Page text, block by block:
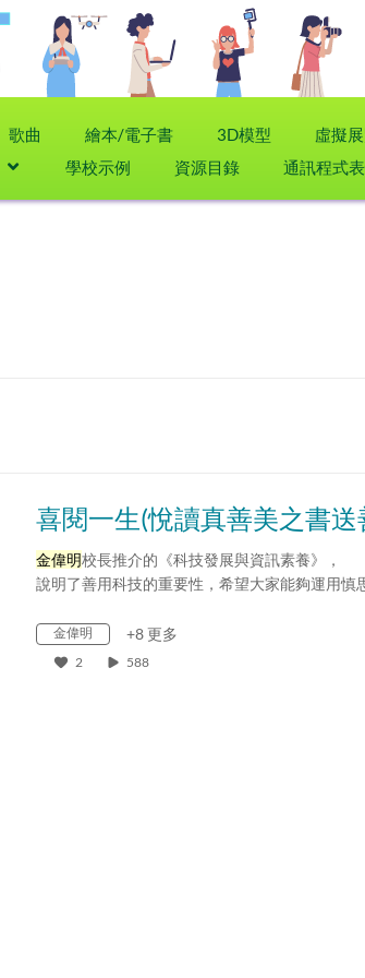
歌曲 繪本/電子書 3D模型 虛擬
學校示例 資源目錄 通訊程式
金偉明校長推介的《科技發展與資訊素養》，
說明了善用科技的重要性，希望大家能夠運用
金偉明 +8 更多
2 588